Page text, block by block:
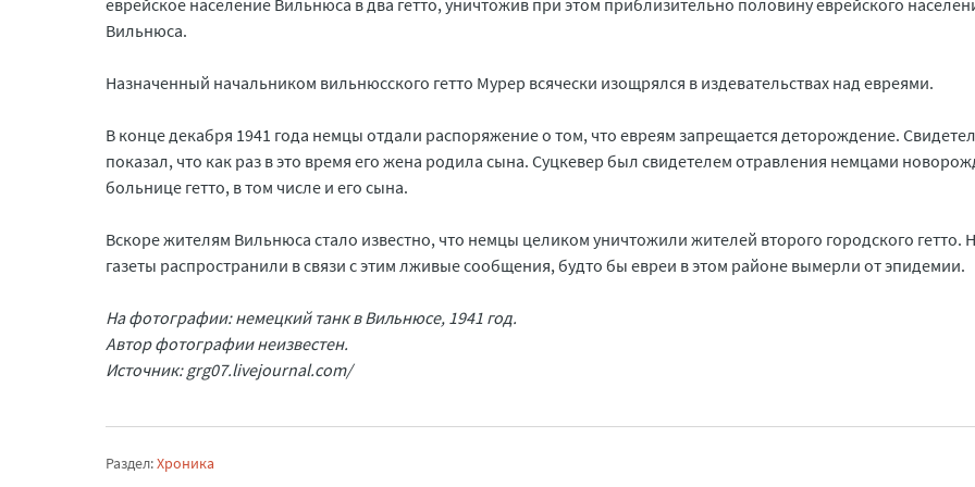
еврейское население Вильнюса в два гетто, уничтожив при этом приблизительно половину еврейского
Вильнюса.
Назначенный начальником вильнюсского гетто Мурер всячески изощрялся в издевательствах над евреями.
В конце декабря 1941 года немцы отдали распоряжение о том, что евреям запрещается деторождение.
показал, что как раз в это время его жена родила сына. Суцкевер был свидетелем отравления немцами
больнице гетто, в том числе и его сына.
Вскоре жителям Вильнюса стало известно, что немцы целиком уничтожили жителей второго городского гетто.
газеты распространили в связи с этим лживые сообщения, будто бы евреи в этом районе вымерли от эпидемии.
На фотографии: немецкий танк в Вильнюсе, 1941 год.
Автор фотографии неизвестен.
Источник: grg07.livejournal.com/
Раздел:Хроника